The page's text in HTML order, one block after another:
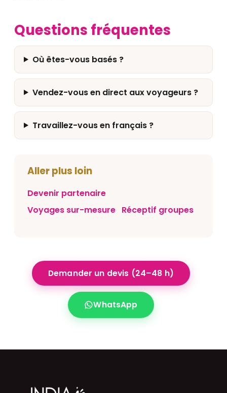
Questions fréquentes
Où êtes-vous basés ?
Vendez-vous en direct aux voyageurs ?
Travaillez-vous en français ?
Aller plus loin
Devenir partenaire
Voyages sur-mesure Réceptif groupes
Demander un devis (24–48 h)
WhatsApp